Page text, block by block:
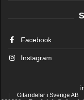
Facebook
Instagram
| Gitarrdelar i Sverige AB